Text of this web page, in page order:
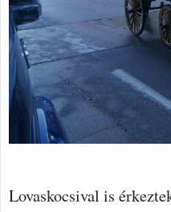
Lovaskocsival is